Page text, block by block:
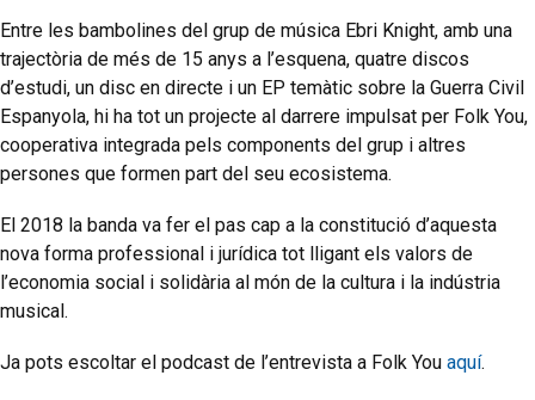
Entre les bambolines del grup de música Ebri Knight, amb una
trajectòria de més de 15 anys a l’esquena, quatre discos
d’estudi, un disc en directe i un EP temàtic sobre la Guerra Civil
Espanyola, hi ha tot un projecte al darrere impulsat per Folk You,
cooperativa integrada pels components del grup i altres
persones que formen part del seu ecosistema.
El 2018 la banda va fer el pas cap a la constitució d’aquesta
nova forma professional i jurídica tot lligant els valors de
l’economia social i solidària al món de la cultura i la indústria
musical.
Ja pots escoltar el podcast de l’entrevista a Folk You aquí.